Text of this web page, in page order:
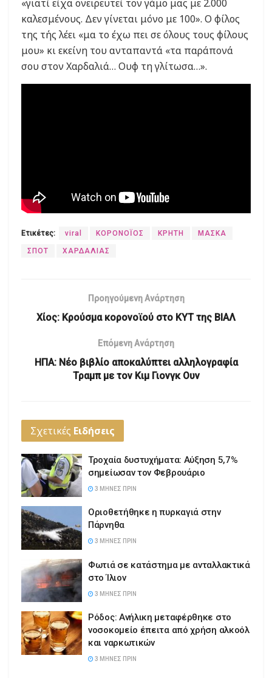
«γιατί είχα ονειρευτεί τον γάμο μας με 2.000
καλεσμένους. Δεν γίνεται μόνο με 100». Ο φίλος
της τής λέει «μα το έχω πει σε όλους τους φίλους
μου» κι εκείνη του ανταπαντά «τα παράπονά
σου στον Χαρδαλιά… Ουφ τη γλίτωσα…».
Ετικέτες: viral ΚΟΡΟΝΟΪΟΣ ΚΡΗΤΗ ΜΑΣΚΑ
ΣΠΟΤ ΧΑΡΔΑΛΙΑΣ
Προηγούμενη Ανάρτηση
Χίος: Κρούσμα κορονοϊού στο ΚΥΤ της ΒΙΑΛ
Επόμενη Ανάρτηση
ΗΠΑ: Νέο βιβλίο αποκαλύπτει αλληλογραφία
Τραμπ με τον Κιμ Γιονγκ Ουν
Σχετικές Ειδήσεις
Τροχαία δυστυχήματα: Αύξηση 5,7%
σημείωσαν τον Φεβρουάριο
3 ΜΉΝΕΣ ΠΡΙΝ
Οριοθετήθηκε η πυρκαγιά στην
Πάρνηθα
3 ΜΉΝΕΣ ΠΡΙΝ
Φωτιά σε κατάστημα με ανταλλακτικά
στο Ίλιον
3 ΜΉΝΕΣ ΠΡΙΝ
Ρόδος: Ανήλικη μεταφέρθηκε στο
νοσοκομείο έπειτα από χρήση αλκοόλ
και ναρκωτικών
3 ΜΉΝΕΣ ΠΡΙΝ